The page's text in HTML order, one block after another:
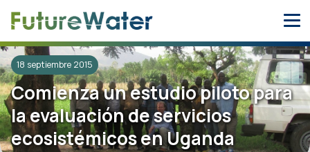
18 septiembre 2015
Comienza un estudio piloto para
la evaluación de servicios
ecosistémicos en Uganda